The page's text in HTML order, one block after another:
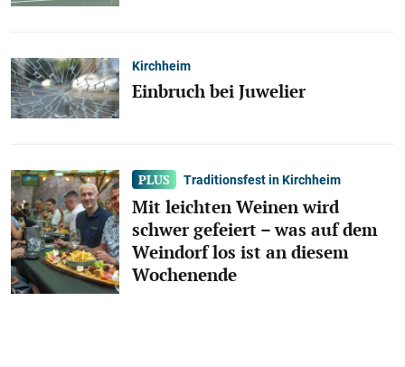
Kirchheim
Einbruch bei Juwelier
Traditionsfest in Kirchheim
Mit leichten Weinen wird
schwer gefeiert – was auf dem
Weindorf los ist an diesem
Wochenende